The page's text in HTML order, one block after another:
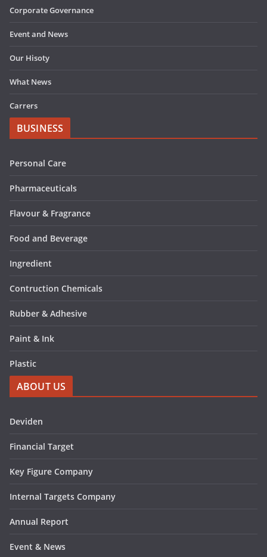
Corporate Governance
Event and News
Our Hisoty
What News
Carrers
BUSINESS
Personal Care
Pharmaceuticals
Flavour & Fragrance
Food and Beverage
Ingredient
Contruction Chemicals
Rubber & Adhesive
Paint & Ink
Plastic
ABOUT US
Deviden
Financial Target
Key Figure Company
Internal Targets Company
Annual Report
Event & News